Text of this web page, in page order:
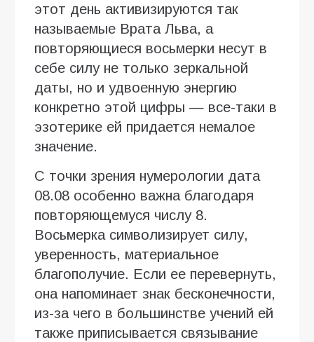
этот день активизируются так
называемые Врата Льва, а
повторяющиеся восьмерки несут в
себе силу не только зеркальной
даты, но и удвоенную энергию
конкретно этой цифры — все-таки в
эзотерике ей придается немалое
значение.
С точки зрения нумерологии дата
08.08 особенно важна благодаря
повторяющемуся числу 8.
Восьмерка символизирует силу,
уверенность, материальное
благополучие. Если ее перевернуть,
она напоминает знак бесконечности,
из-за чего в большинстве учений ей
также приписывается связывание